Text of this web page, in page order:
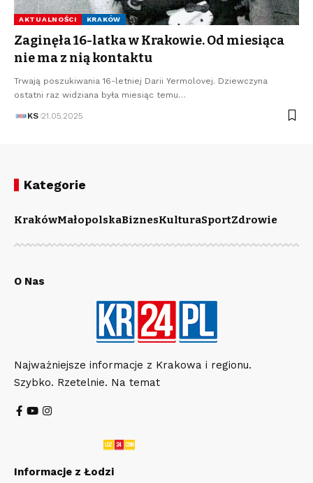
AKTUALNOŚCI KRAKÓW
Zaginęła 16-latka w Krakowie. Od miesiąca
nie ma z nią kontaktu
Trwają poszukiwania 16-letniej Darii Yermolovej. Dziewczyna
ostatni raz widziana była miesiąc temu…
KS 21.05.2025
Kategorie
KrakówMałopolskaBiznesKulturaSportZdrowie
O Nas
Najważniejsze informacje z Krakowa i regionu.
Szybko. Rzetelnie. Na temat
Informacje z Łodzi